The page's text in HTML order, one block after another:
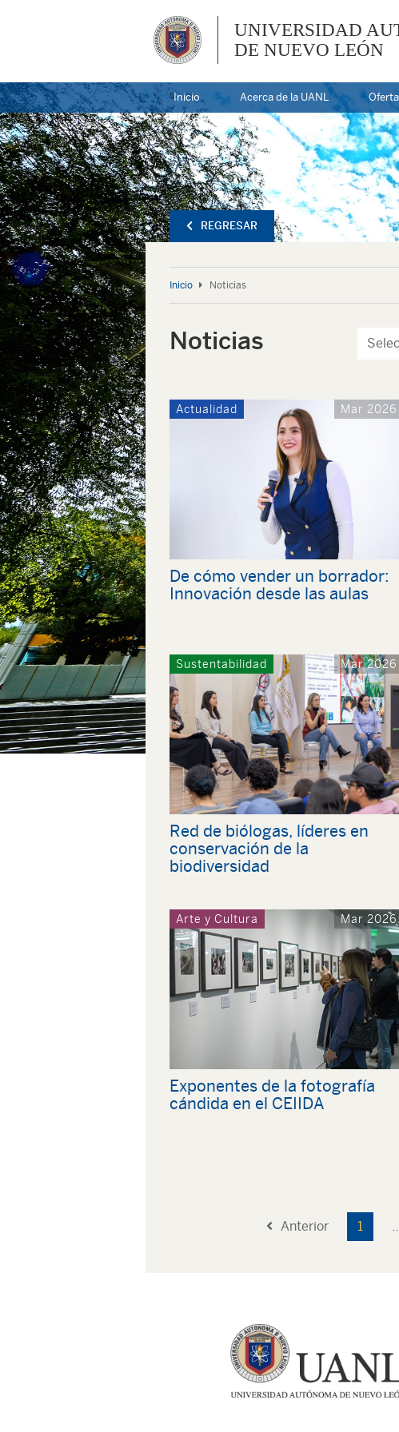
UNIVERSIDAD
DE NUEVO LEÓN
Inicio Acerca de la UANL
REGRESAR
Inicio Noticias
Noticias
Actualidad Mar 2026
De cómo vender un borrador:
Innovación desde las aulas
Sustentabilidad Mar 2026
Red de biólogas, líderes en
conservación de la
biodiversidad
Arte y Cultura Mar 2026
Exponentes de la fotografía
cándida en el CEIIDA
Anterior 1